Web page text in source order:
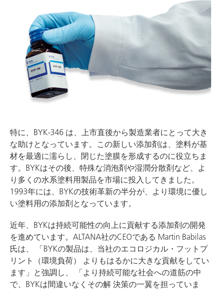
特に、BYK-346 は、上市直後から製造業者にとって大き
な助けとなっています。この新しい添加剤は、塗料が基
材を最適に濡らし、閉じた塗膜を形成するのに役立ちま
す。BYKはその後、特殊な消泡剤や湿潤分散剤など、よ
り多くの水系塗料用製品を市場に投入してきました。
1993年には、BYKの技術革新の半分が、より環境に優し
い塗料用の添加剤となっています。
近年、BYKは持続可能性の向上に貢献する添加剤の開発
を進めています。ALTANA社のCEOである Martin Babilas
氏は、 「BYKの製品は、当社のエコロジカル・フットプ
リント（環境負荷） よりもはるかに大きな貢献をしてい
ます」と強調し、 「より持続可能な社会への道筋の中
で、BYKは間違いなくその解 決策の一翼を担っていま